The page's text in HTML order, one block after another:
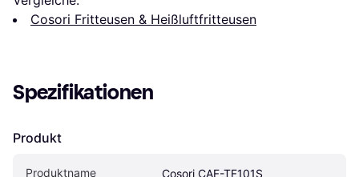
Cosori Fritteusen & Heißluftfritteusen
Spezifikationen
Produkt
Produktname Cosori CAF-TF101S